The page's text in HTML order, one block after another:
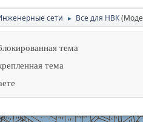
сети ► Все для НВК
тема
тема